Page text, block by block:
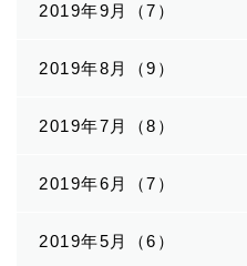
2019年9月（7）
2019年8月（9）
2019年7月（8）
2019年6月（7）
2019年5月（6）